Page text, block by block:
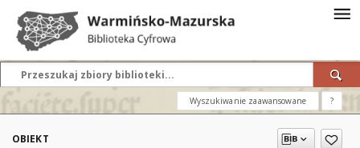
Wyszukiwanie zaawansowane ?
OBIEKT